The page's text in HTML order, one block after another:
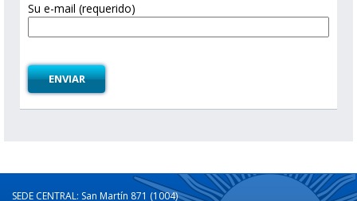
Su e-mail (requerido)
SEDE CENTRAL: San Martín 871 (1004)